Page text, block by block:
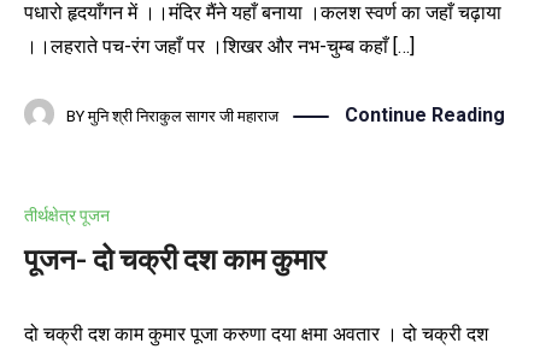
पधारो हृदयाँगन में ।।मंदिर मैंने यहाँ बनाया ।कलश स्वर्ण का जहाँ चढ़ाया
।।लहराते पच-रंग जहाँ पर ।शिखर और नभ-चुम्ब कहाँ […]
BY मुनि श्री निराकुल सागर जी महाराज Continue Reading
तीर्थक्षेत्र पूजन
पूजन- दो चक्री दश काम कुमार
दो चक्री दश काम कुमार पूजा करुणा दया क्षमा अवतार । दो चक्री दश